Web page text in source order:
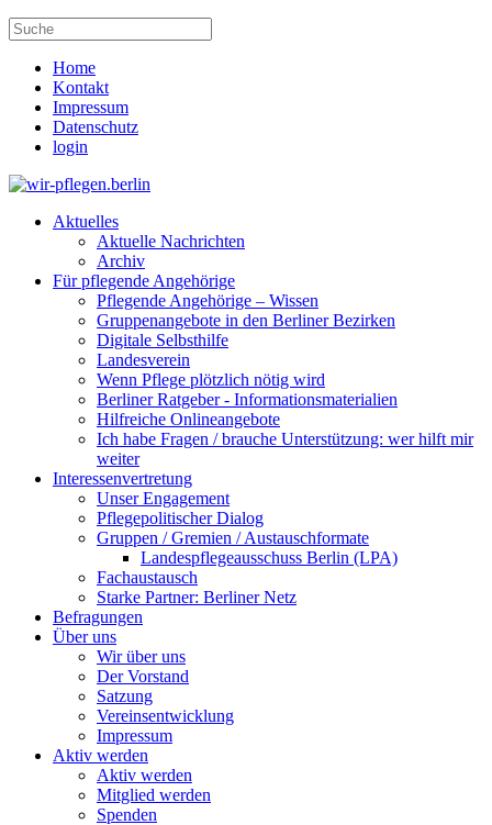
Home
Kontakt
Impressum
Datenschutz
login
Aktuelles
Aktuelle Nachrichten
Archiv
Für pflegende Angehörige
Pflegende Angehörige – Wissen
Gruppenangebote in den Berliner Bezirken
Digitale Selbsthilfe
Landesverein
Wenn Pflege plötzlich nötig wird
Berliner Ratgeber - Informationsmaterialien
Hilfreiche Onlineangebote
Ich habe Fragen / brauche Unterstützung: wer hilft mir
weiter
Interessenvertretung
Unser Engagement
Pflegepolitischer Dialog
Gruppen / Gremien / Austauschformate
Landespflegeausschuss Berlin (LPA)
Fachaustausch
Starke Partner: Berliner Netz
Befragungen
Über uns
Wir über uns
Der Vorstand
Satzung
Vereinsentwicklung
Impressum
Aktiv werden
Aktiv werden
Mitglied werden
Spenden